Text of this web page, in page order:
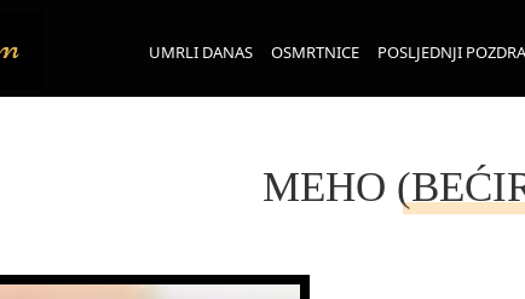
UMRLI DANAS OSMRTNICE POSLJEDNJI
MEHO